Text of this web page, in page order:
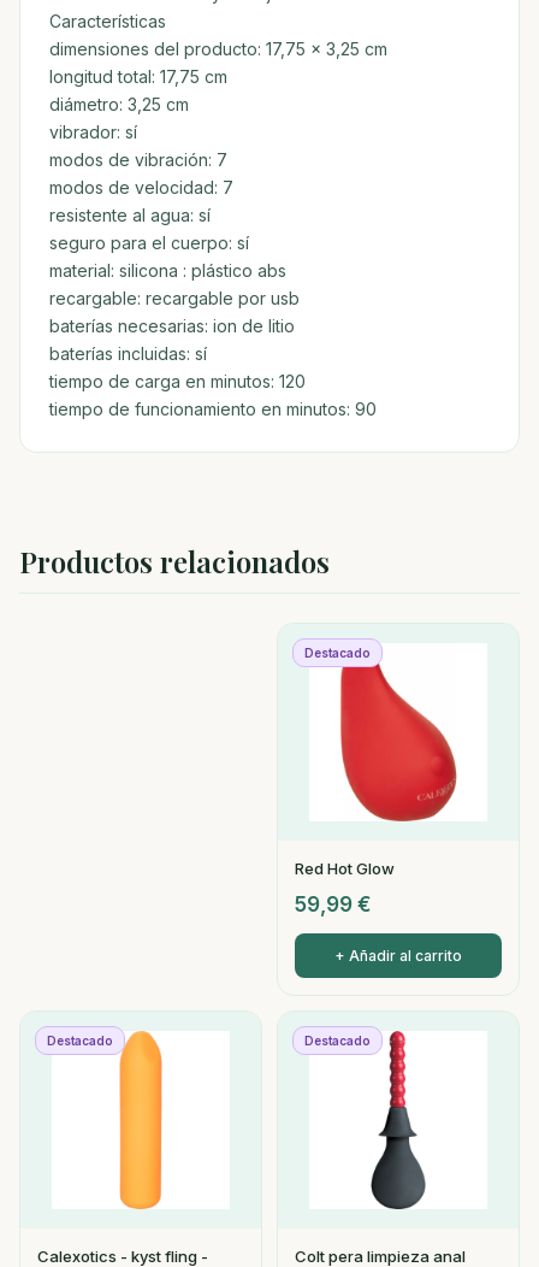
Características
dimensiones del producto: 17,75 x 3,25 cm
longitud total: 17,75 cm
diámetro: 3,25 cm
vibrador: sí
modos de vibración: 7
modos de velocidad: 7
resistente al agua: sí
seguro para el cuerpo: sí
material: silicona : plástico abs
recargable: recargable por usb
baterías necesarias: ion de litio
baterías incluidas: sí
tiempo de carga en minutos: 120
tiempo de funcionamiento en minutos: 90
Productos relacionados
Destacado
Red Hot Glow
59,99 €
+ Añadir al carrito
Destacado
Calexotics - kyst fling -
Destacado
Colt pera limpieza anal